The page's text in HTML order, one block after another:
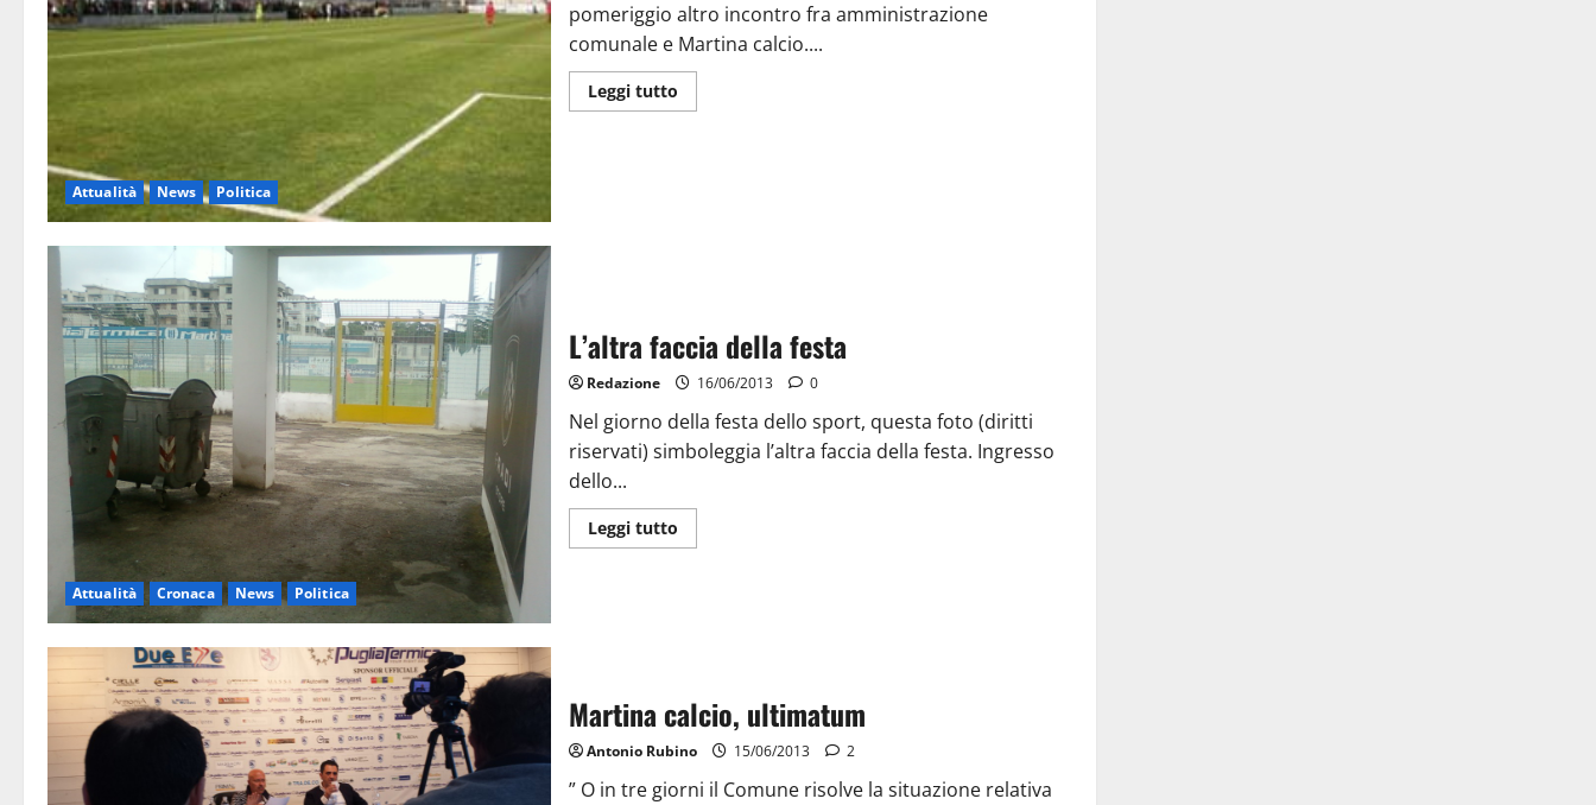
Attualità News Politica
pomeriggio altro incontro fra amministrazione
comunale e Martina calcio....
Leggi tutto
Attualità Cronaca News Politica
L’altra faccia della festa
Redazione 16/06/2013 0
Nel giorno della festa dello sport, questa foto (diritti
riservati) simboleggia l’altra faccia della festa. Ingresso
dello...
Leggi tutto
Martina calcio, ultimatum
Antonio Rubino 15/06/2013 2
” O in tre giorni il Comune risolve la situazione relativa